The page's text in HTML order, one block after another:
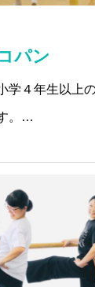
パン
学４年生以上
。